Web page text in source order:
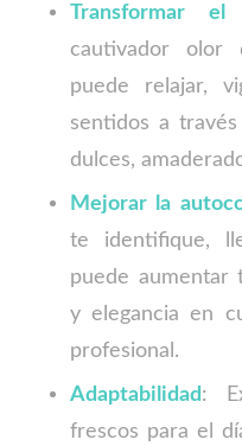
Transformar
cautivador olor
puede relajar,
sentidos a
dulces,
Mejorar la
te identifique,
puede aumentar
y elegancia en
profesional.
Adaptabilidad:
frescos para el